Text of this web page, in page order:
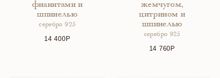
фианитами и
шпинелью
серебро 925
14 400
жемчугом,
цитрином и
шпинелью
серебро 925
14 760